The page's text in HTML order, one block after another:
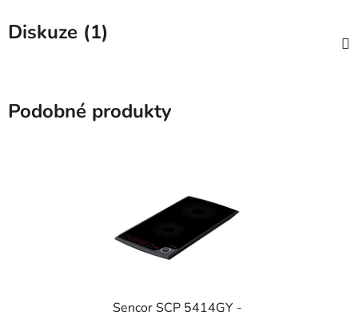
Diskuze (1)
Podobné produkty
Sencor SCP 5414GY -